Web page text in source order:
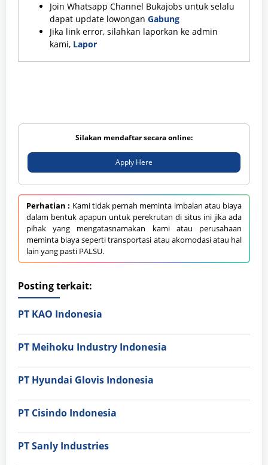
Join Whatsapp Channel Bukajobs untuk selalu
dapat update lowongan Gabung
Jika link error, silahkan laporkan ke admin
kami, Lapor
Silakan mendaftar secara online:
Apply Here
Perhatian : Kami tidak pernah meminta imbalan atau biaya
dalam bentuk apapun untuk perekrutan di situs ini jika ada
pihak yang mengatasnamakan kami atau perusahaan
meminta biaya seperti transportasi atau akomodasi atau hal
lain yang pasti PALSU.
Posting terkait:
PT KAO Indonesia
PT Meihoku Industry Indonesia
PT Hyundai Glovis Indonesia
PT Cisindo Indonesia
PT Sanly Industries